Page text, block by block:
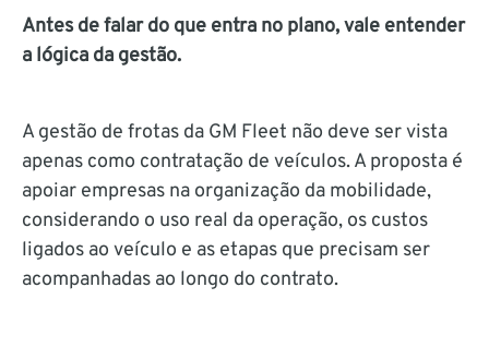
Antes de falar do que entra no plano, vale entender
a lógica da gestão.
A gestão de frotas da GM Fleet não deve ser vista
apenas como contratação de veículos. A proposta é
apoiar empresas na organização da mobilidade,
considerando o uso real da operação, os custos
ligados ao veículo e as etapas que precisam ser
acompanhadas ao longo do contrato.